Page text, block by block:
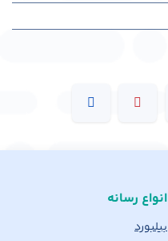
انواع رسانه
بیلبورد